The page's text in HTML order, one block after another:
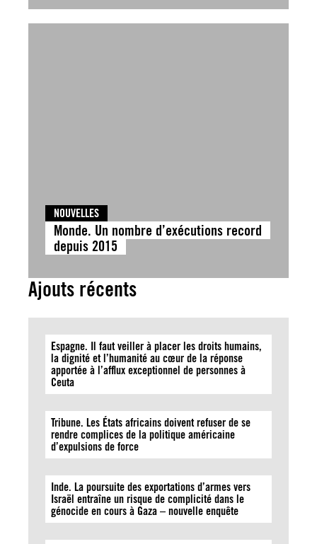
NOUVELLES
Monde. Un nombre d’exécutions record
depuis 2015
Ajouts récents
Espagne. Il faut veiller à placer les droits humains,
la dignité et l’humanité au cœur de la réponse
apportée à l’afflux exceptionnel de personnes à
Ceuta
Tribune. Les États africains doivent refuser de se
rendre complices de la politique américaine
d’expulsions de force
Inde. La poursuite des exportations d’armes vers
Israël entraîne un risque de complicité dans le
génocide en cours à Gaza – nouvelle enquête